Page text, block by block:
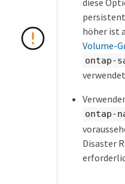
höher ist
Volume-
ontap-
ontap-
Disaster